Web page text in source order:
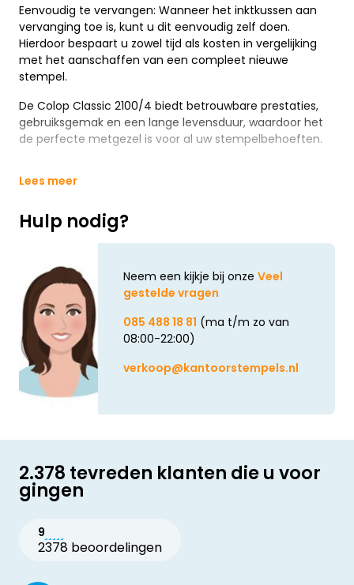
Eenvoudig te vervangen: Wanneer het inktkussen aan
vervanging toe is, kunt u dit eenvoudig zelf doen.
Hierdoor bespaart u zowel tijd als kosten in vergelijking
met het aanschaffen van een compleet nieuwe
stempel.
De Colop Classic 2100/4 biedt betrouwbare prestaties,
gebruiksgemak en een lange levensduur, waardoor het
de perfecte metgezel is voor al uw stempelbehoeften.
Lees meer
Hulp nodig?
Neem een kijkje bij onze Veel
gestelde vragen
085 488 18 81 (ma t/m zo van
08:00-22:00)
verkoop@kantoorstempels.nl
2.378 tevreden klanten die u voor
gingen
9
2378 beoordelingen